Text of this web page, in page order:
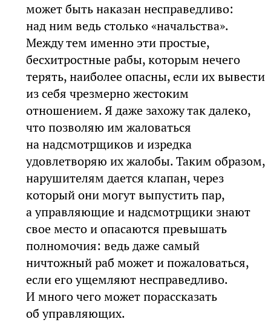
может быть наказан несправедливо:
над ним ведь столько «начальства».
Между тем именно эти простые,
бесхитростные рабы, которым нечего
терять, наиболее опасны, если их вывести
из себя чрезмерно жестоким
отношением. Я даже захожу так далеко,
что позволяю им жаловаться
на надсмотрщиков и изредка
удовлетворяю их жалобы. Таким образом,
нарушителям дается клапан, через
который они могут выпустить пар,
а управляющие и надсмотрщики знают
свое место и опасаются превышать
полномочия: ведь даже самый
ничтожный раб может и пожаловаться,
если его ущемляют несправедливо.
И много чего может порассказать
об управляющих.